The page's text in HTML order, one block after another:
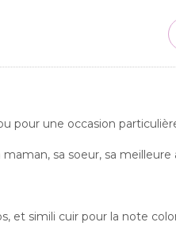
pour une occasion
sa soeur, sa meilleure
et simili cuir pour la note